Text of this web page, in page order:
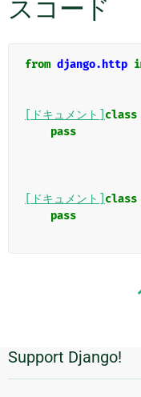
スコード
from django.http
[ドキュメント] class
pass
[ドキュメント] class
pass
追
加
Support Django!